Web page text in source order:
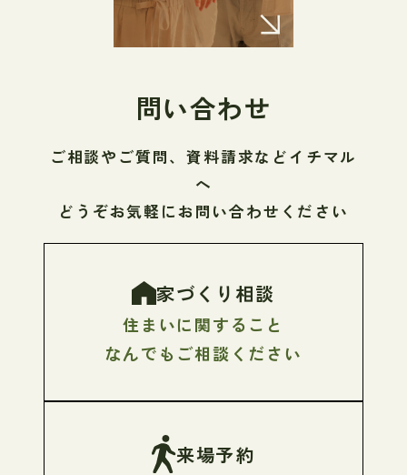
問い合わせ
ご相談やご質問、資料請求などイチマル
へ
どうぞお気軽にお問い合わせください
家づくり相談
住まいに関すること
なんでもご相談ください
来場予約